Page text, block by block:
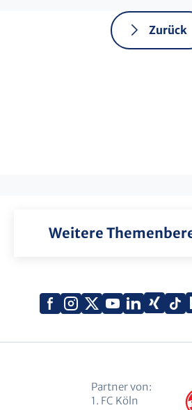
Zurück
Weitere
Facebook
Instagram
X
YouTube
Xing
Partner von:
1. FC Köln